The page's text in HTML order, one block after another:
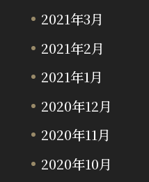
2021年3月
2021年2月
2021年1月
2020年12月
2020年11月
2020年10月